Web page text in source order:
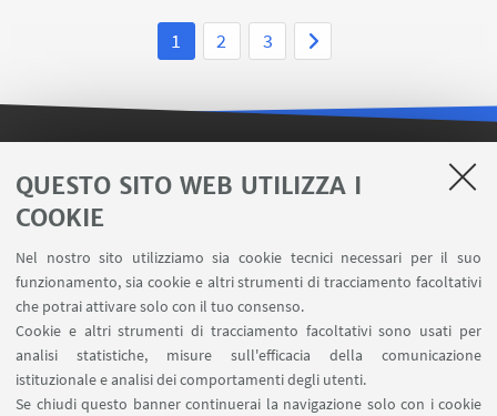
QUESTO SITO WEB UTILIZZA I
COOKIE
Nel nostro sito utilizziamo sia cookie tecnici necessari per il suo
funzionamento, sia cookie e altri strumenti di tracciamento facoltativi
che potrai attivare solo con il tuo consenso.
Cookie e altri strumenti di tracciamento facoltativi sono usati per
analisi statistiche, misure sull'efficacia della comunicazione
istituzionale e analisi dei comportamenti degli utenti.
Se chiudi questo banner continuerai la navigazione solo con i cookie
1 2 3
LINK UTILI
Area riservata FILO
U-Web Missioni
AlmaEsami
AlmaWifi
Proxy: connessione da remoto
InfoPoint Azzo Gardino